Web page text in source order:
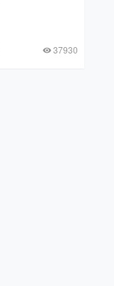
37930